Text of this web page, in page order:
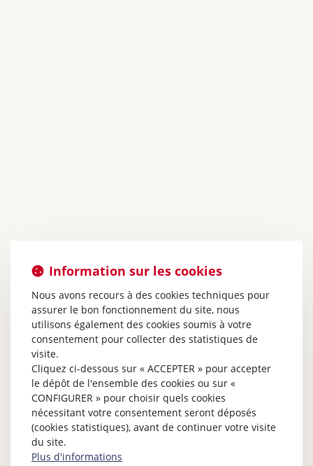
Information sur les cookies
Nous avons recours à des cookies techniques pour
assurer le bon fonctionnement du site, nous
utilisons également des cookies soumis à votre
consentement pour collecter des statistiques de
visite.
Cliquez ci-dessous sur « ACCEPTER » pour accepter
le dépôt de l'ensemble des cookies ou sur «
CONFIGURER » pour choisir quels cookies
nécessitant votre consentement seront déposés
(cookies statistiques), avant de continuer votre visite
du site.
Plus d'informations